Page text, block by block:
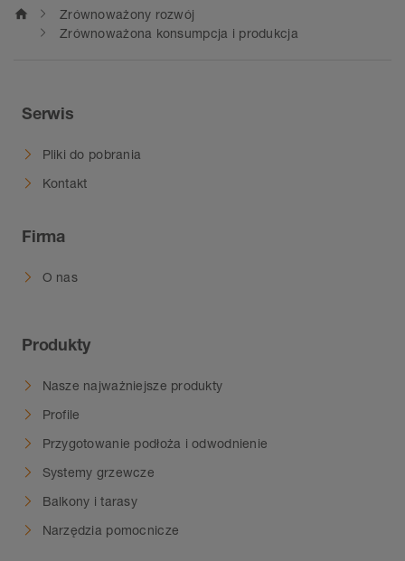
home
Zrównoważony rozwój
Zrównoważona konsumpcja i produkcja
Serwis
Pliki do pobrania
Kontakt
Firma
O nas
Produkty
Nasze najważniejsze produkty
Profile
Przygotowanie podłoża i odwodnienie
Systemy grzewcze
Balkony i tarasy
Narzędzia pomocnicze